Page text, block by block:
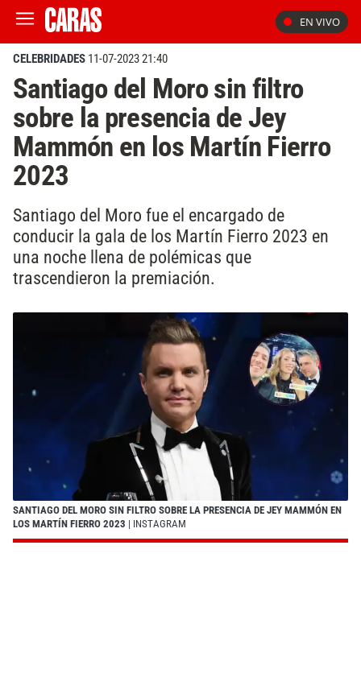
EN VIVO
CELEBRIDADES 11-07-2023 21:40
Santiago del Moro sin filtro
sobre la presencia de Jey
Mammón en los Martín Fierro
2023
Santiago del Moro fue el encargado de
conducir la gala de los Martín Fierro 2023 en
una noche llena de polémicas que
trascendieron la premiación.
SANTIAGO DEL MORO SIN FILTRO SOBRE LA PRESENCIA DE JEY MAMMÓN EN
LOS MARTÍN FIERRO 2023 | INSTAGRAM